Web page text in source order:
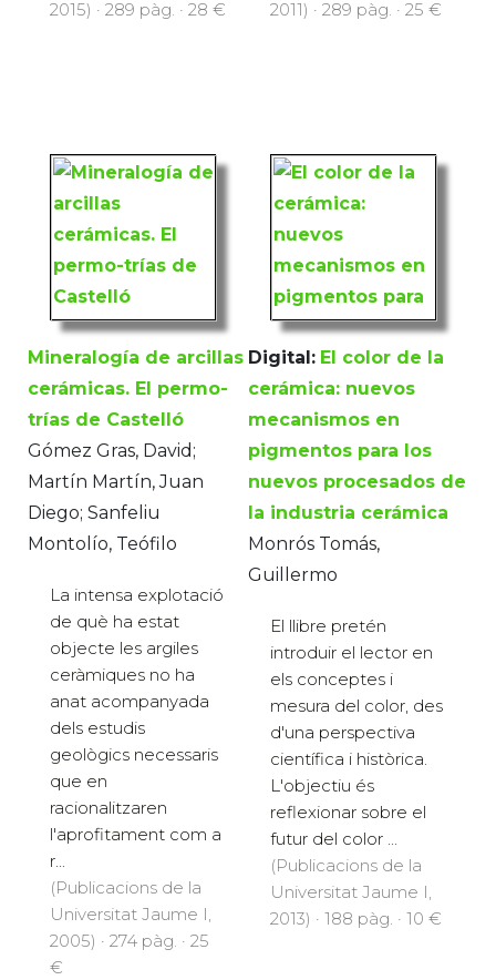
2015) · 289 pàg. · 28 € 2011) · 289 pàg. · 25 €
Mineralogía de arcillas
cerámicas. El permo-
trías de Castelló
Gómez Gras, David;
Martín Martín, Juan
Diego; Sanfeliu
Montolío, Teófilo
La intensa explotació
de què ha estat
objecte les argiles
ceràmiques no ha
anat acompanyada
dels estudis
geològics necessaris
que en
racionalitzaren
l'aprofitament com a
r...
(Publicacions de la
Universitat Jaume I,
2005) · 274 pàg. · 25
€
Digital: El color de la
cerámica: nuevos
mecanismos en
pigmentos para los
nuevos procesados de
la industria cerámica
Monrós Tomás,
Guillermo
El llibre pretén
introduir el lector en
els conceptes i
mesura del color, des
d'una perspectiva
científica i històrica.
L'objectiu és
reflexionar sobre el
futur del color ...
(Publicacions de la
Universitat Jaume I,
2013) · 188 pàg. · 10 €